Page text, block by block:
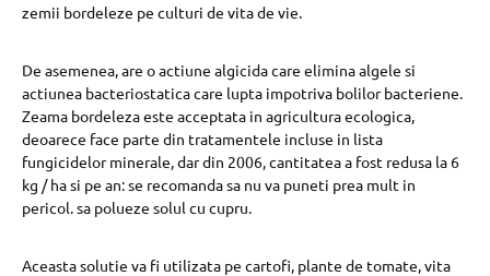
zemii bordeleze pe culturi de vita de vie.
De asemenea, are o actiune algicida care elimina algele si
actiunea bacteriostatica care lupta impotriva bolilor bacteriene.
Zeama bordeleza este acceptata in agricultura ecologica,
deoarece face parte din tratamentele incluse in lista
fungicidelor minerale, dar din 2006, cantitatea a fost redusa la 6
kg / ha si pe an: se recomanda sa nu va puneti prea mult in
pericol. sa polueze solul cu cupru.
Aceasta solutie va fi utilizata pe cartofi, plante de tomate, vita